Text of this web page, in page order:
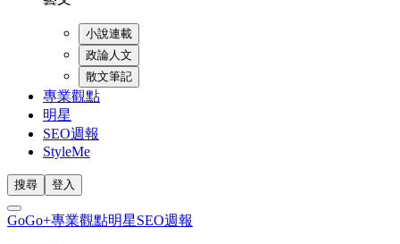
小說連載
政論人文
散文筆記
專業觀點
明星
SEO週報
StyleMe
搜尋 登入
GoGo+專業觀點明星SEO週報